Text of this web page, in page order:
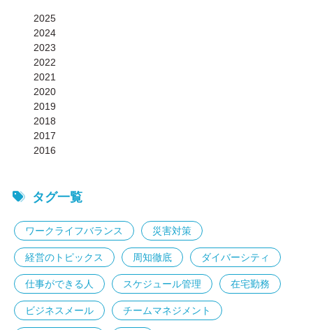
2025
2024
2023
2022
2021
2020
2019
2018
2017
2016
タグ一覧
ワークライフバランス 災害対策
経営のトピックス 周知徹底 ダイバーシティ
仕事ができる人 スケジュール管理 在宅勤務
ビジネスメール チームマネジメント